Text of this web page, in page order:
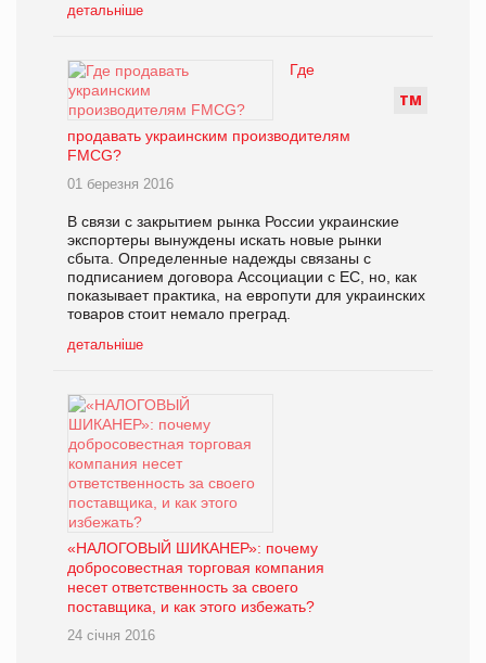
детальніше
ТМ
Где
продавать украинским производителям
FMCG?
01 березня 2016
В связи с закрытием рынка России украинские
экспортеры вынуждены искать новые рынки
сбыта. Определенные надежды связаны с
подписанием договора Ассоциации с ЕС, но, как
показывает практика, на европути для украинских
товаров стоит немало преград.
детальніше
«НАЛОГОВЫЙ ШИКАНЕР»: почему
добросовестная торговая компания
несет ответственность за своего
поставщика, и как этого избежать?
24 січня 2016